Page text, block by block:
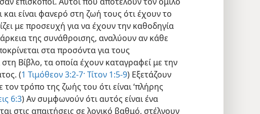
και είναι φανερό στη ζωή τους ότι έχουν το
με προσευχή για να έχουν την καθοδηγία
της συνάθροισης, αναλύουν αν κάθε
στα προσόντα για τους
Βίβλο, τα οποία έχουν καταγραφεί με την
(1 Τιμόθεον 3:2-7· Τίτον 1:5-9) Εξετάζουν
τον τρόπο της ζωής του ότι είναι ‘πλήρης
6:3) Αν συμφωνούν ότι αυτός είναι ένα
στις απαιτήσεις σε λογικό βαθμό, στέλνουν